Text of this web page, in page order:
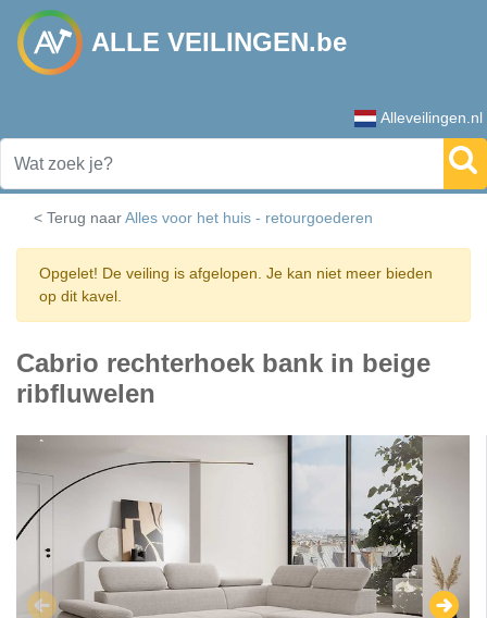
ALLE VEILINGEN.be
Alleveilingen.nl
< Terug naarAlles voor het huis - retourgoederen
Opgelet! De veiling is afgelopen. Je kan niet meer bieden
op dit kavel.
Cabrio rechterhoek bank in beige
ribfluwelen